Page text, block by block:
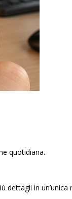
quotidiana.
dettagli in un’unica